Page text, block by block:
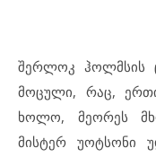
შერლოკ ჰოლმსის
მოცული, რაც,
ხოლო, მეორეს
მისტერ უოტსონი